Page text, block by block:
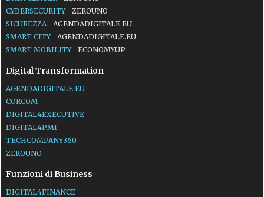
CYBERSECURITY
ZEROUNO
SICUREZZA
AGENDADIGITALE.EU
SMART CITY
AGENDADIGITALE.EU
SMART MOBILITY
ECONOMYUP
Digital Transformation
AGENDADIGITALE.EU
CORCOM
DIGITAL4EXECUTIVE
DIGITAL4PMI
TECHCOMPANY360
ZEROUNO
Funzioni di Business
DIGITAL4FINANCE